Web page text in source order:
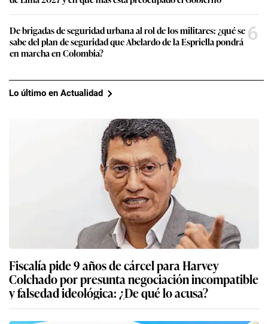
De brigadas de seguridad urbana al rol de los militares: ¿qué se
sabe del plan de seguridad que Abelardo de la Espriella pondrá
en marcha en Colombia?
6
Lo último en Actualidad
Fiscalía pide 9 años de cárcel para Harvey
Colchado por presunta negociación incompatible
y falsedad ideológica: ¿De qué lo acusa?